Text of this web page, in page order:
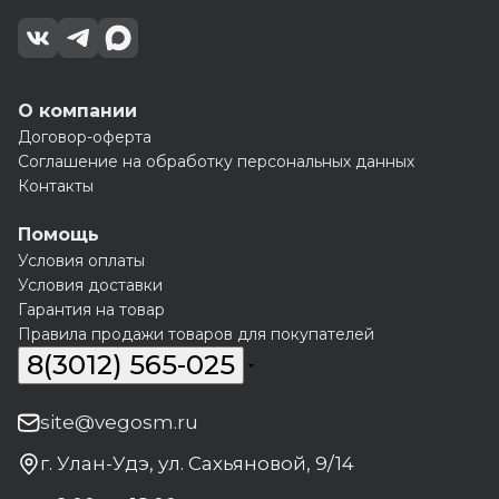
О компании
Договор-оферта
Соглашение на обработку персональных данных
Контакты
Помощь
Условия оплаты
Условия доставки
Гарантия на товар
Правила продажи товаров для покупателей
8(3012) 565-025
site@vegosm.ru
г. Улан-Удэ, ул. Сахьяновой, 9/14